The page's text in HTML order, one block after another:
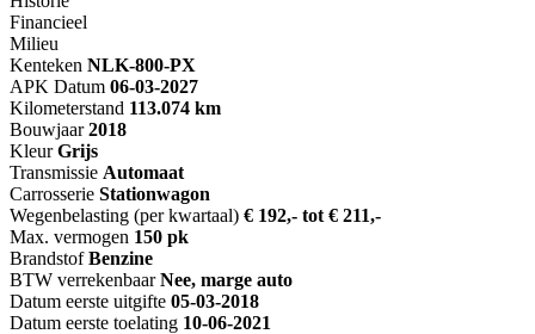
Financieel
Milieu
Kenteken NLK-800-PX
APK Datum 06-03-2027
Kilometerstand 113.074 km
Bouwjaar 2018
Kleur Grijs
Transmissie Automaat
Carrosserie Stationwagon
Wegenbelasting (per kwartaal) € 192,- tot € 211,-
Max. vermogen 150 pk
Brandstof Benzine
BTW verrekenbaar Nee, marge auto
Datum eerste uitgifte 05-03-2018
Datum eerste toelating 10-06-2021